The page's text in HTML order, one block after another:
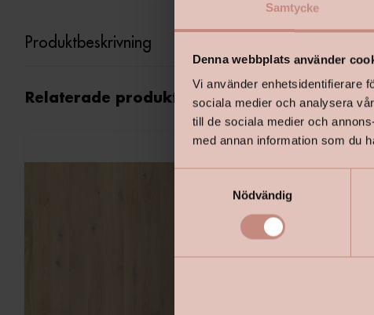
Samtycke
Denna webbplats använder
Vi använder enhetsidentifierare
sociala medier och analysera
till de sociala medier och
med annan information som du
Nödvändig
Produktbeskrivning
Relaterade produkter